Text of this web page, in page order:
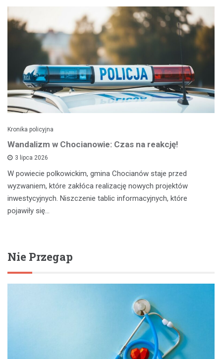
Kronika policyjna
Wandalizm w Chocianowie: Czas na reakcję!
3 lipca 2026
W powiecie polkowickim, gmina Chocianów staje przed
wyzwaniem, które zakłóca realizację nowych projektów
inwestycyjnych. Niszczenie tablic informacyjnych, które
pojawiły się…
Nie Przegap